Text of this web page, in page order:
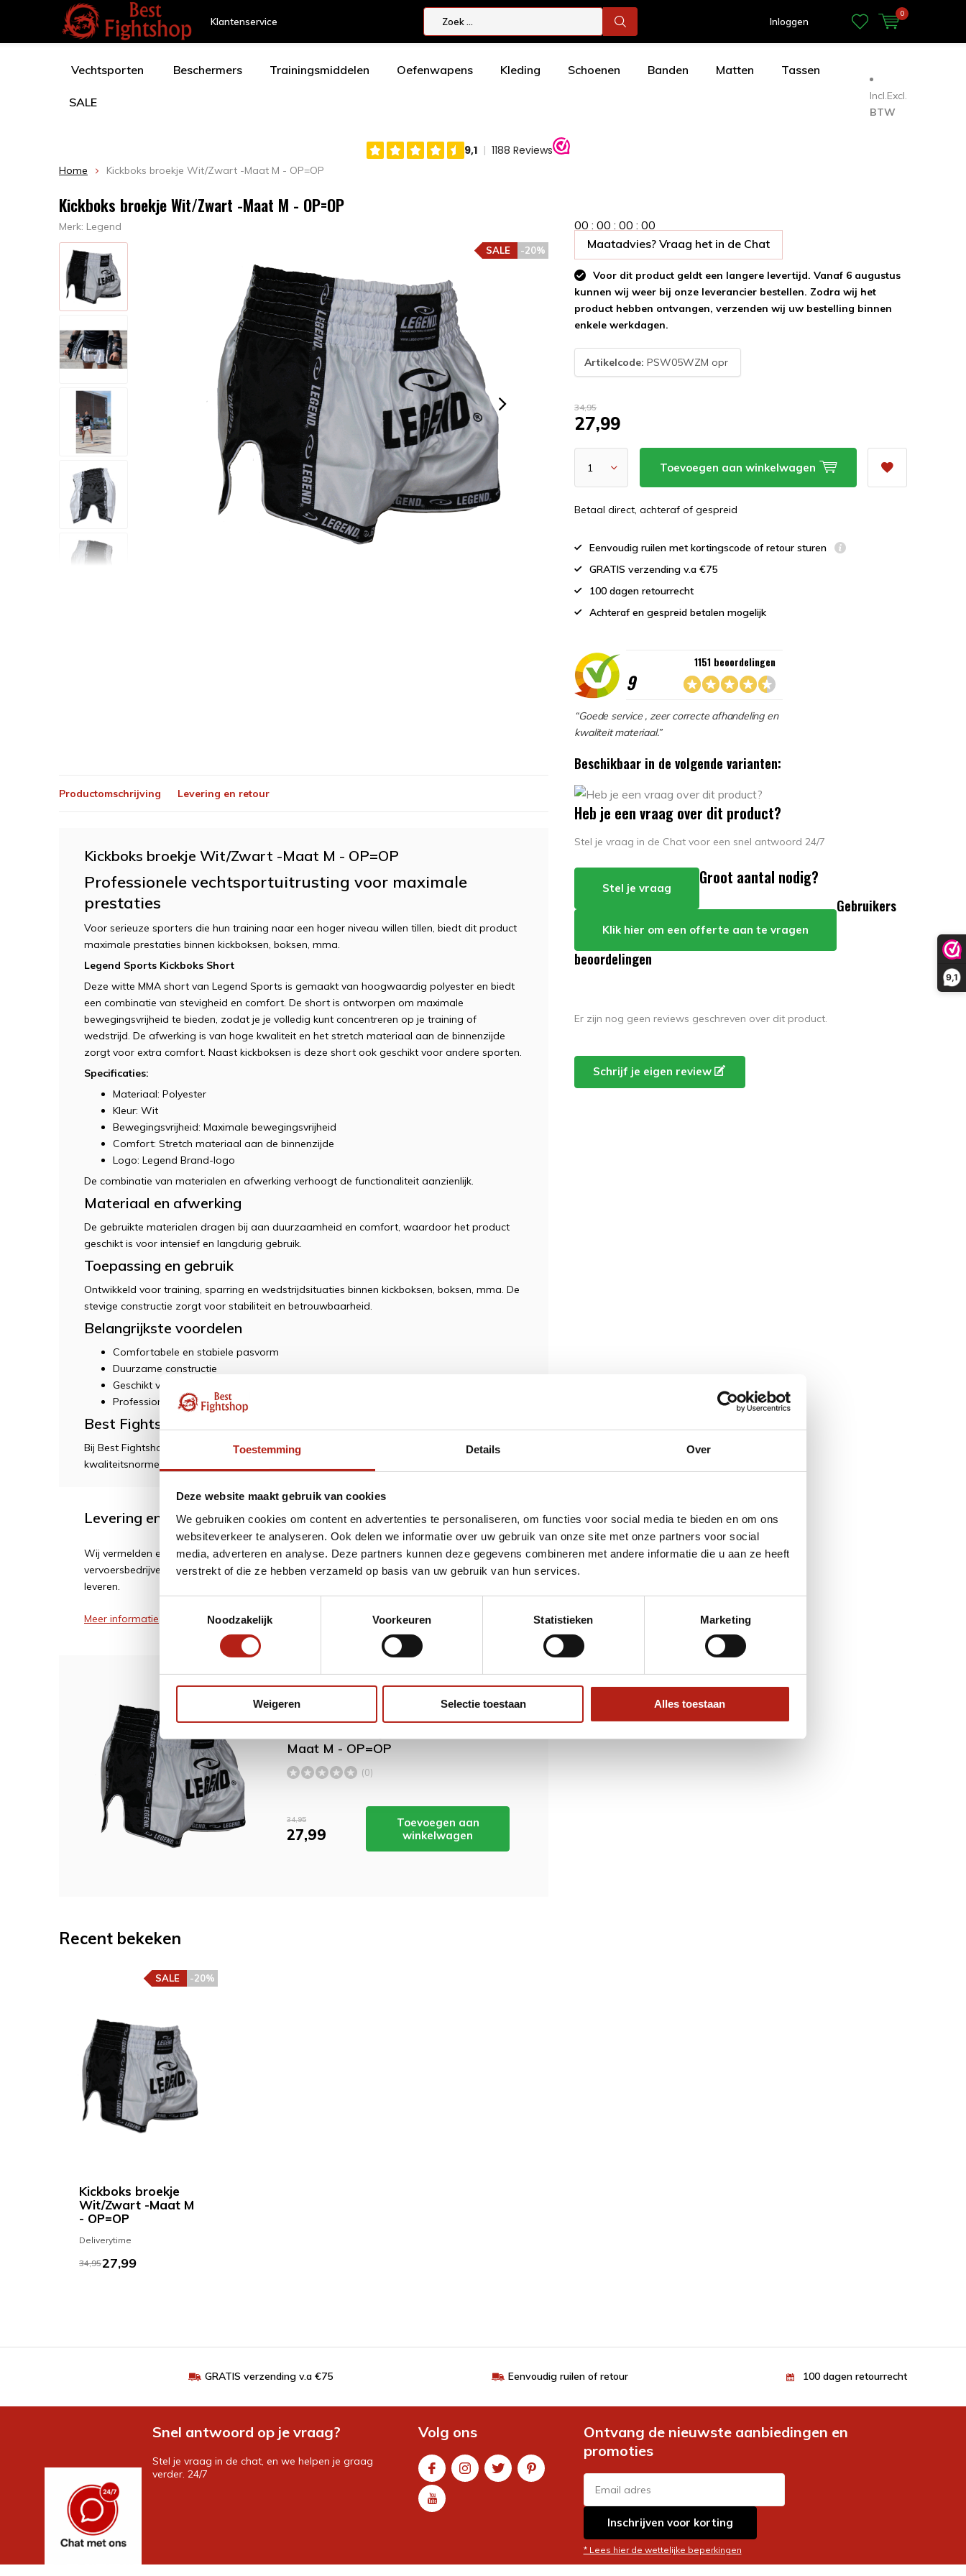
Toestemming Details Over
Deze website maakt gebruik van cookies
We gebruiken cookies om content en advertenties te personaliseren, om functies voor social media te bieden en om ons
websiteverkeer te analyseren. Ook delen we informatie over uw gebruik van onze site met onze partners voor social
media, adverteren en analyse. Deze partners kunnen deze gegevens combineren met andere informatie die u aan ze heeft
verstrekt of die ze hebben verzameld op basis van uw gebruik van hun services.
Noodzakelijk
Voorkeuren Statistieken Marketing
Weigeren Selectie toestaan Alles toestaan
9,1
Klantenservice Inloggen
0
Vechtsporten Beschermers Trainingsmiddelen Oefenwapens Kleding Schoenen Banden Matten Tassen
SALE Incl.Excl.
BTW
Home Kickboks broekje Wit/Zwart -Maat M - OP=OP
Kickboks broekje Wit/Zwart -Maat M - OP=OP
Merk: Legend
-20%
SALE
00 :00 :00 :00
Maatadvies? Vraag het in de Chat
Voor dit product geldt een langere levertijd. Vanaf 6 augustus
kunnen wij weer bij onze leverancier bestellen. Zodra wij het
product hebben ontvangen, verzenden wij uw bestelling binnen
enkele werkdagen.
Artikelcode: PSW05WZM opr
34,95
27,99
Toevoegen aan winkelwagen
Betaal direct, achteraf of gespreid
Eenvoudig ruilen met kortingscode of retour sturen
GRATIS verzending v.a €75
100 dagen retourrecht
Achteraf en gespreid betalen mogelijk
9
1151 beoordelingen
“Goede service , zeer correcte afhandeling en
kwaliteit materiaal.”
Beschikbaar in de volgende varianten:
Productomschrijving Levering en retour
Kickboks broekje Wit/Zwart -Maat M - OP=OP
Professionele vechtsportuitrusting voor maximale
prestaties
Voor serieuze sporters die hun training naar een hoger niveau willen tillen, biedt dit product
maximale prestaties binnen kickboksen, boksen, mma.
Legend Sports Kickboks Short
Deze witte MMA short van Legend Sports is gemaakt van hoogwaardig polyester en biedt
een combinatie van stevigheid en comfort. De short is ontworpen om maximale
bewegingsvrijheid te bieden, zodat je je volledig kunt concentreren op je training of
wedstrijd. De afwerking is van hoge kwaliteit en het stretch materiaal aan de binnenzijde
zorgt voor extra comfort. Naast kickboksen is deze short ook geschikt voor andere sporten.
Specificaties:
Materiaal: Polyester
Kleur: Wit
Bewegingsvrijheid: Maximale bewegingsvrijheid
Comfort: Stretch materiaal aan de binnenzijde
Logo: Legend Brand-logo
De combinatie van materialen en afwerking verhoogt de functionaliteit aanzienlijk.
Materiaal en afwerking
De gebruikte materialen dragen bij aan duurzaamheid en comfort, waardoor het product
geschikt is voor intensief en langdurig gebruik.
Toepassing en gebruik
Ontwikkeld voor training, sparring en wedstrijdsituaties binnen kickboksen, boksen, mma. De
stevige constructie zorgt voor stabiliteit en betrouwbaarheid.
Belangrijkste voordelen
Comfortabele en stabiele pasvorm
Duurzame constructie
Geschikt voor intensief gebruik
Professionele uitstraling
Best Fightshop kwaliteit
Bij Best Fightshop selecteren we uitsluitend producten die voldoen aan hoge
kwaliteitsnormen. Geschikt voor zowel beginners als gevorderde sporters.
Levering en retour
Wij vermelden een geschatte levertijd. Vertragingen kunnen soms voorkomen bij
vervoersbedrijven of leveranciers. Wij zijn soms afhankelijk van hun, en proberen z.s.m te
leveren.
Meer informatie
Dit wordt 'm!
Maat M - OP=OP
(0)
34,95
27,99
Toevoegen aan
winkelwagen
Heb je een vraag over dit product?
Stel je vraag in de Chat voor een snel antwoord 24/7
Stel je vraag
Groot aantal nodig?
Klik hier om een offerte aan te vragen
Gebruikers
beoordelingen
Er zijn nog geen reviews geschreven over dit product.
Schrijf je eigen review
Recent bekeken
Kickboks broekje
Wit/Zwart -Maat M
- OP=OP
-20%
SALE
Deliverytime
34,9527,99
GRATIS verzending v.a €75 Eenvoudig ruilen of retour 100 dagen retourrecht
Snel antwoord op je vraag?
Stel je vraag in de chat, en we helpen je graag
verder. 24/7
Volg ons
Ontvang de nieuwste aanbiedingen en
promoties
Inschrijven voor korting
* Lees hier de wettelijke beperkingen